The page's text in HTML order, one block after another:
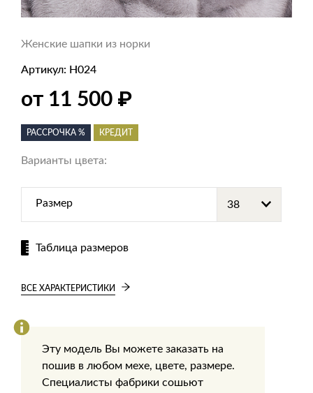
Женские шапки из норки
Артикул: Н024
от 11 500 ₽
РАССРОЧКА % КРЕДИТ
Варианты цвета:
Размер
Таблица размеров
ВСЕ ХАРАКТЕРИСТИКИ
Эту модель Вы можете заказать на
пошив в любом мехе, цвете, размере.
Специалисты фабрики сошьют